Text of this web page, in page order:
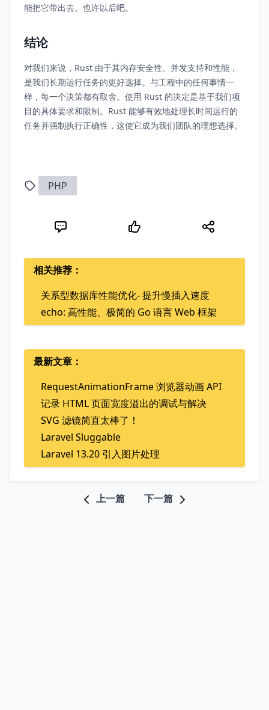
能把它带出去。也许以后吧。
结论
对我们来说，Rust 由于其内存安全性、并发支持和性能，
是我们长期运行任务的更好选择。与工程中的任何事情一
样，每一个决策都有取舍。使用 Rust 的决定是基于我们项
目的具体要求和限制。Rust 能够有效地处理长时间运行的
任务并强制执行正确性，这使它成为我们团队的理想选择。
PHP
相关推荐：
关系型数据库性能优化- 提升慢插入速度
echo: 高性能、极简的 Go 语言 Web 框架
最新文章：
RequestAnimationFrame 浏览器动画 API
记录 HTML 页面宽度溢出的调试与解决
SVG 滤镜简直太棒了！
Laravel Sluggable
Laravel 13.20 引入图片处理
上一篇 下一篇